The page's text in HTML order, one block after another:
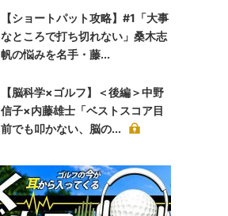
【ショートパット攻略】#1「大事
なところで打ち切れない」桑木志
帆の悩みを名手・藤...
【脳科学×ゴルフ】＜後編＞中野
信子×内藤雄士「ベストスコア目
前でも叩かない、脳の...